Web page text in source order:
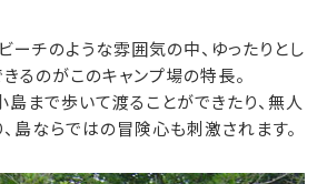
ーチのような雰囲気の中、ゆったりとし
るのがこのキャンプ場の特長。
まで歩いて渡ることができたり、無人
島ならではの冒険心も刺激されます。